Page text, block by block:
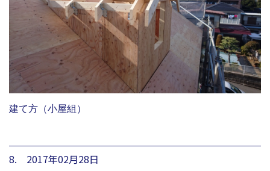
建て方（小屋組）
8. 2017年02月28日